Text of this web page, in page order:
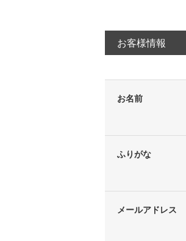
お客様情報
お名前
ふりがな
メールアドレス